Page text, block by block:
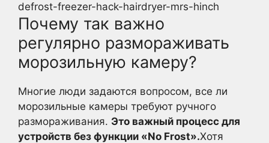
defrost-freezer-hack-hairdryer-mrs-hinch
Почему так важно
регулярно размораживать
морозильную камеру?
Многие люди задаются вопросом, все ли
морозильные камеры требуют ручного
размораживания. Это важный процесс для
устройств без функции «No Frost».Хотя